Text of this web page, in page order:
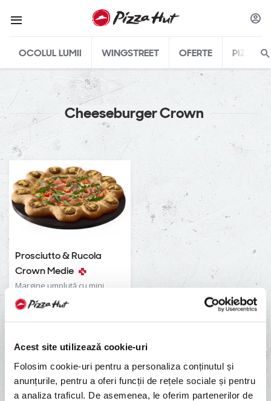
Acest site utilizează cookie-uri
Folosim cookie-uri pentru a personaliza conținutul și
anunțurile, pentru a oferi funcții de rețele sociale și pentru
a analiza traficul. De asemenea, le oferim partenerilor de
OCOLUL LUMII WINGSTREET OFERTE PIZZA
Cheeseburger Crown
Prosciutto & Rucola
Crown Medie
Margine umplută cu mini
burgeri cu carne de vită și sos
burger, asezonați cu brânză
Cheddar rasă, sos de roșii,
cherry, rucola, brânză